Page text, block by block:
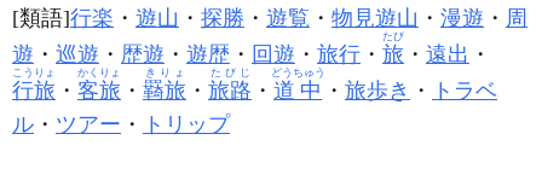
[類語]行楽 ・ 遊山 ・ 探勝 ・ 遊覧 ・ 物見遊山 ・ 漫遊 ・ 周
遊 ・ 巡遊 ・ 歴遊 ・ 遊歴 ・ 回遊 ・ 旅行 ・ 旅
たび
・ 遠出 ・
行旅
こうりょ
・ 客旅
かくりょ
・ 羇旅
きりょ
・ 旅路
たびじ
・ 道中
どうちゅう
・ 旅歩き ・
トラベ
ル ・ ツアー ・ トリップ